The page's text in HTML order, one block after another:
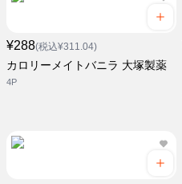
¥288(税込¥311.04)
カロリーメイトバニラ 大塚製薬
4P